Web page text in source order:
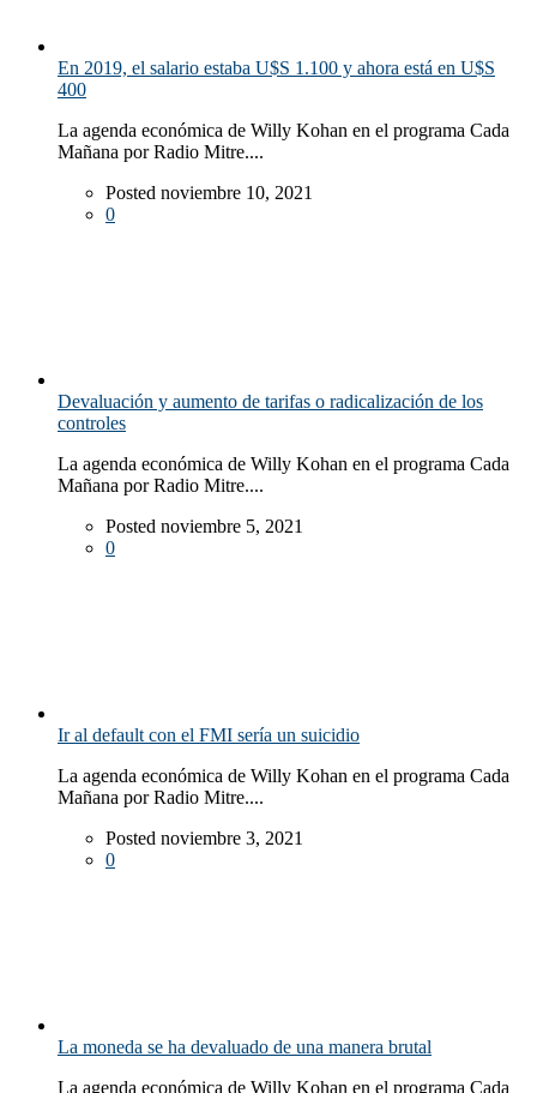
En 2019, el salario estaba U$S 1.100 y ahora está en U$S
400
La agenda económica de Willy Kohan en el programa Cada
Mañana por Radio Mitre....
Posted noviembre 10, 2021
0
Devaluación y aumento de tarifas o radicalización de los
controles
La agenda económica de Willy Kohan en el programa Cada
Mañana por Radio Mitre....
Posted noviembre 5, 2021
0
Ir al default con el FMI sería un suicidio
La agenda económica de Willy Kohan en el programa Cada
Mañana por Radio Mitre....
Posted noviembre 3, 2021
0
La moneda se ha devaluado de una manera brutal
La agenda económica de Willy Kohan en el programa Cada